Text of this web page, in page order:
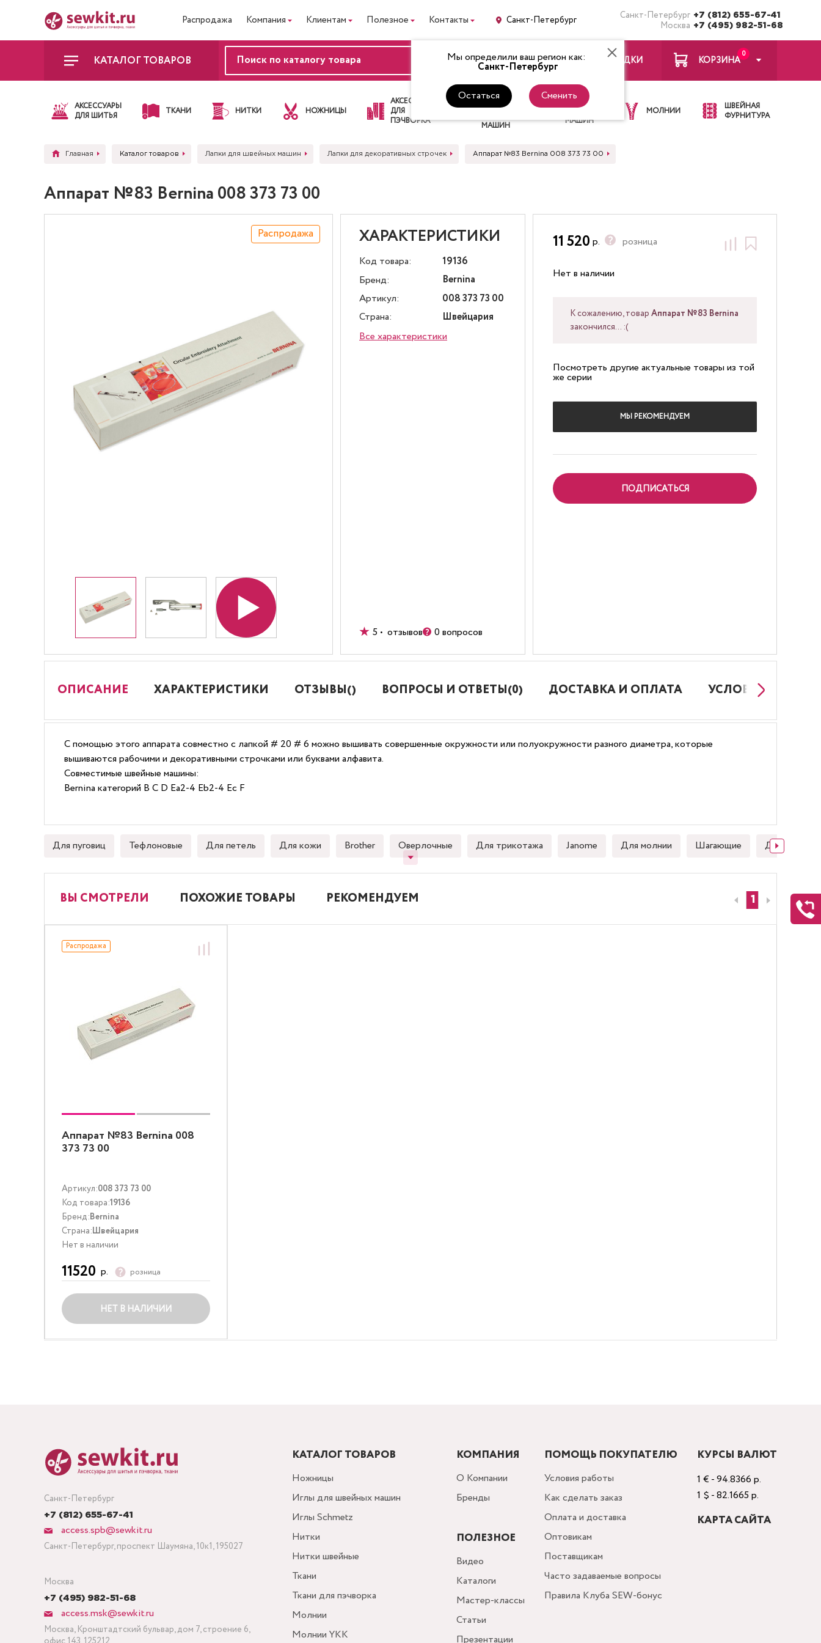
Распродажа Компания Клиентам Полезное Контакты Санкт-Петербург Санкт-Петербург +7 (812) 655-67-41
Москва +7 (495) 982-51-68
Мы определили ваш регион как:
Санкт-Петербург
Остаться Сменить
КАТАЛОГ ТОВАРОВ ВХОД ЗАКЛАДКИ
0
КОРЗИНА
АКСЕССУАРЫ
ДЛЯ ШИТЬЯ
ТКАНИ НИТКИ НОЖНИЦЫ
АКСЕССУАРЫ
ДЛЯ
ПЭЧВОРКА
ЛАПКИ
ДЛЯ
МАШИН
ИГЛЫ ДЛЯ
ШВЕЙНЫХ
МАШИН
МОЛНИИ
ШВЕЙНАЯ
ФУРНИТУРА
Главная Каталог товаров Лапки для швейных машин Лапки для декоративных строчек Аппарат №83 Bernina 008 373 73 00
Аппарат №83 Bernina 008 373 73 00
Распродажа ХАРАКТЕРИСТИКИ
Код товара:
19136
Бренд:
Bernina
Артикул:
008 373 73 00
Страна:
Швейцария
Все характеристики
5 • отзывов 0 вопросов
11 520 р. розница
Нет в наличии
К сожалению, товар Аппарат №83 Bernina
закончился... :(
Посмотреть другие актуальные товары из той
же серии
МЫ РЕКОМЕНДУЕМ
ПОДПИСАТЬСЯ
ОПИСАНИЕ ХАРАКТЕРИСТИКИ ОТЗЫВЫ() ВОПРОСЫ И ОТВЕТЫ(0) ДОСТАВКА И ОПЛАТА УСЛОВИЯ РАБОТЫ
С помощью этого аппарата совместно с лапкой # 20 # 6 можно вышивать совершенные окружности или полуокружности разного диаметра, которые
вышиваются рабочими и декоративными строчками или буквами алфавита.
Совместимые швейные машины:
Bernina категорий B C D Ea2-4 Eb2-4 Ec F
Для пуговиц Тефлоновые Для петель Для кожи Brother Оверлочные Для трикотажа Janome Для молнии Шагающие Для стежки
ВЫ СМОТРЕЛИ ПОХОЖИЕ ТОВАРЫ РЕКОМЕНДУЕМ
Распродажа
Аппарат №83 Bernina 008
373 73 00
Артикул:008 373 73 00
Код товара:19136
Бренд:Bernina
Страна:Швейцария
Нет в наличии
11520 р. розница
НЕТ В НАЛИЧИИ
1
Санкт-Петербург
+7 (812) 655-67-41
access.spb@sewkit.ru
Санкт-Петербург, проспект Шаумяна, 10к1, 195027
Москва
+7 (495) 982-51-68
access.msk@sewkit.ru
Москва, Кронштадтский бульвар, дом 7, строение 6,
КАТАЛОГ ТОВАРОВ
Ножницы
Иглы для швейных машин
Иглы Schmetz
Нитки
Нитки швейные
Ткани
Ткани для пэчворка
Молнии
Молнии YKK
КОМПАНИЯ
О Компании
Бренды
ПОЛЕЗНОЕ
Видео
Каталоги
Мастер-классы
Статьи
Презентации
ПОМОЩЬ ПОКУПАТЕЛЮ
Условия работы
Как сделать заказ
Оплата и доставка
Оптовикам
Поставщикам
Часто задаваемые вопросы
Правила Клуба SEW-бонус
КУРСЫ ВАЛЮТ
1 € - 94.8366 р.
1 $ - 82.1665 р.
КАРТА САЙТА